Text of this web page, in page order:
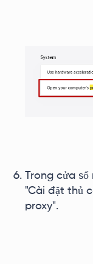
Trong cửa sổ
"Cài đặt thủ
proxy".